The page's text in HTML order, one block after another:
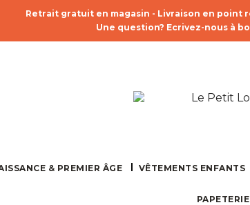
Retrait gratuit en magasin - Livraison en point
Une question? Ecrivez-nous à
& PREMIER ÂGE VÊTEMENTS ENFANTS
PAPETERIE